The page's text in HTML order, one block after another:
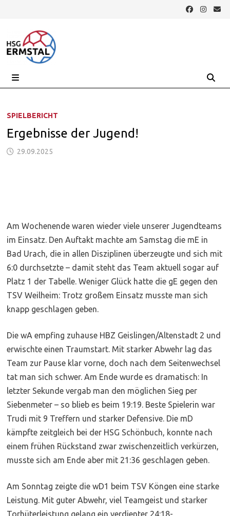
SPIELBERICHT
Ergebnisse der Jugend!
29.09.2025
Am Wochenende waren wieder viele unserer Jugendteams
im Einsatz. Den Auftakt machte am Samstag die mE in
Bad Urach, die in allen Disziplinen überzeugte und sich mit
6:0 durchsetzte – damit steht das Team aktuell sogar auf
Platz 1 der Tabelle. Weniger Glück hatte die gE gegen den
TSV Weilheim: Trotz großem Einsatz musste man sich
knapp geschlagen geben.
Die wA empfing zuhause HBZ Geislingen/Altenstadt 2 und
erwischte einen Traumstart. Mit starker Abwehr lag das
Team zur Pause klar vorne, doch nach dem Seitenwechsel
tat man sich schwer. Am Ende wurde es dramatisch: In
letzter Sekunde vergab man den möglichen Sieg per
Siebenmeter – so blieb es beim 19:19. Beste Spielerin war
Trudi mit 9 Treffern und starker Defensive. Die mD
kämpfte zeitgleich bei der HSG Schönbuch, konnte nach
einem frühen Rückstand zwar zwischenzeitlich verkürzen,
musste sich am Ende aber mit 21:36 geschlagen geben.
Am Sonntag zeigte die wD1 beim TSV Köngen eine starke
Leistung. Mit guter Abwehr, viel Teamgeist und starker
Torhüterleistung gelang ein verdienter 24:18-